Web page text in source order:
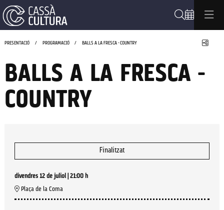
PRESENTACIÓ PROGRAMACIÓ BALLS A LA FRESCA - COUNTRY
BALLS A LA FRESCA -
COUNTRY
Finalitzat
divendres 12 de juliol
21:00 h
Plaça de la Coma